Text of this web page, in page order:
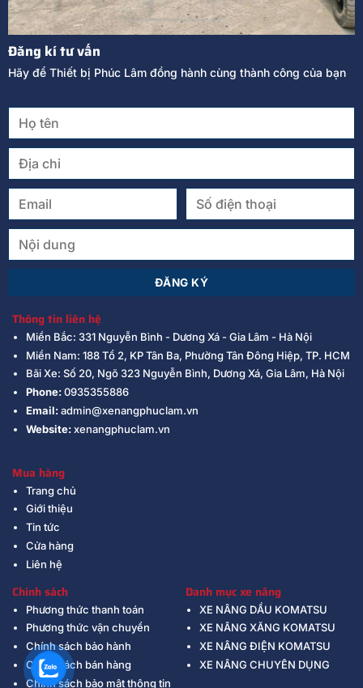
Đăng kí tư vấn
Hãy để Thiết bị Phúc Lâm đồng hành cùng thành công của bạn
Thông tin liên hệ
Miền Bắc: 331 Nguyễn Bình - Dương Xá - Gia Lâm - Hà Nội
Miền Nam: 188 Tổ 2, KP Tân Ba, Phường Tân Đông Hiệp, TP. HCM
Bãi Xe: Số 20, Ngõ 323 Nguyễn Bình, Dương Xá, Gia Lâm, Hà Nội
Phone:0935355886
Email:admin@xenangphuclam.vn
Website:xenangphuclam.vn
Mua hàng
Trang chủ
Giới thiệu
Tin tức
Cửa hàng
Liên hệ
Chính sách
Phương thức thanh toán
Phương thức vận chuyển
Chính sách bảo hành
Chính sách bán hàng
Chính sách bảo mật thông tin
Danh mục xe nâng
XE NÂNG DẦU KOMATSU
XE NÂNG XĂNG KOMATSU
XE NÂNG ĐIỆN KOMATSU
XE NÂNG CHUYÊN DỤNG